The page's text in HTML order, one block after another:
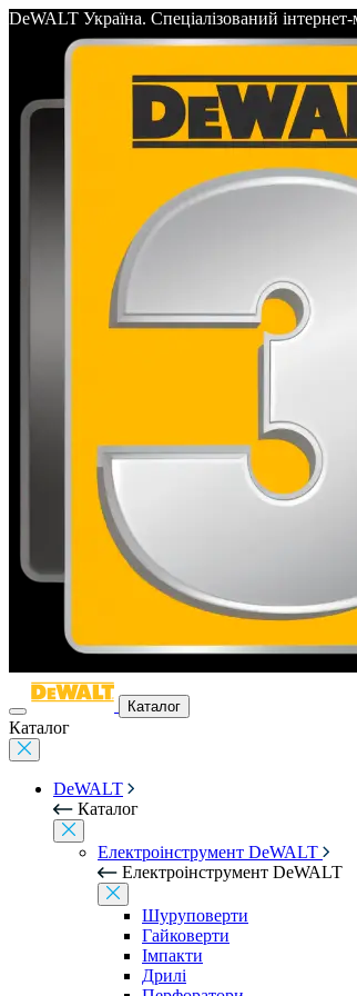
DeWALT Україна. Спеціалізований
Каталог
Каталог
DeWALT
Каталог
Електроінструмент DeWALT
Електроінструмент DeWALT
Шуруповерти
Гайковерти
Імпакти
Дрилі